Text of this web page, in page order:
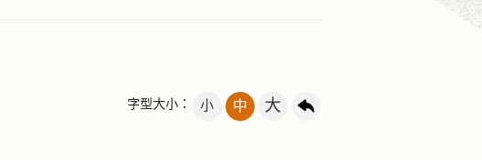
字型大小： 小 中 大